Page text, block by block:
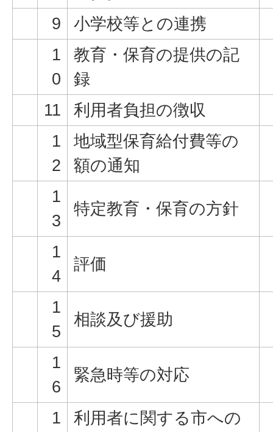
9
小学校等との連携
1
0
教育・保育の提供の記
録
11
利用者負担の徴収
1
2
地域型保育給付費等の
額の通知
1
3
特定教育・保育の方針
1
4
評価
1
5
相談及び援助
1
6
緊急時等の対応
1
利用者に関する市への